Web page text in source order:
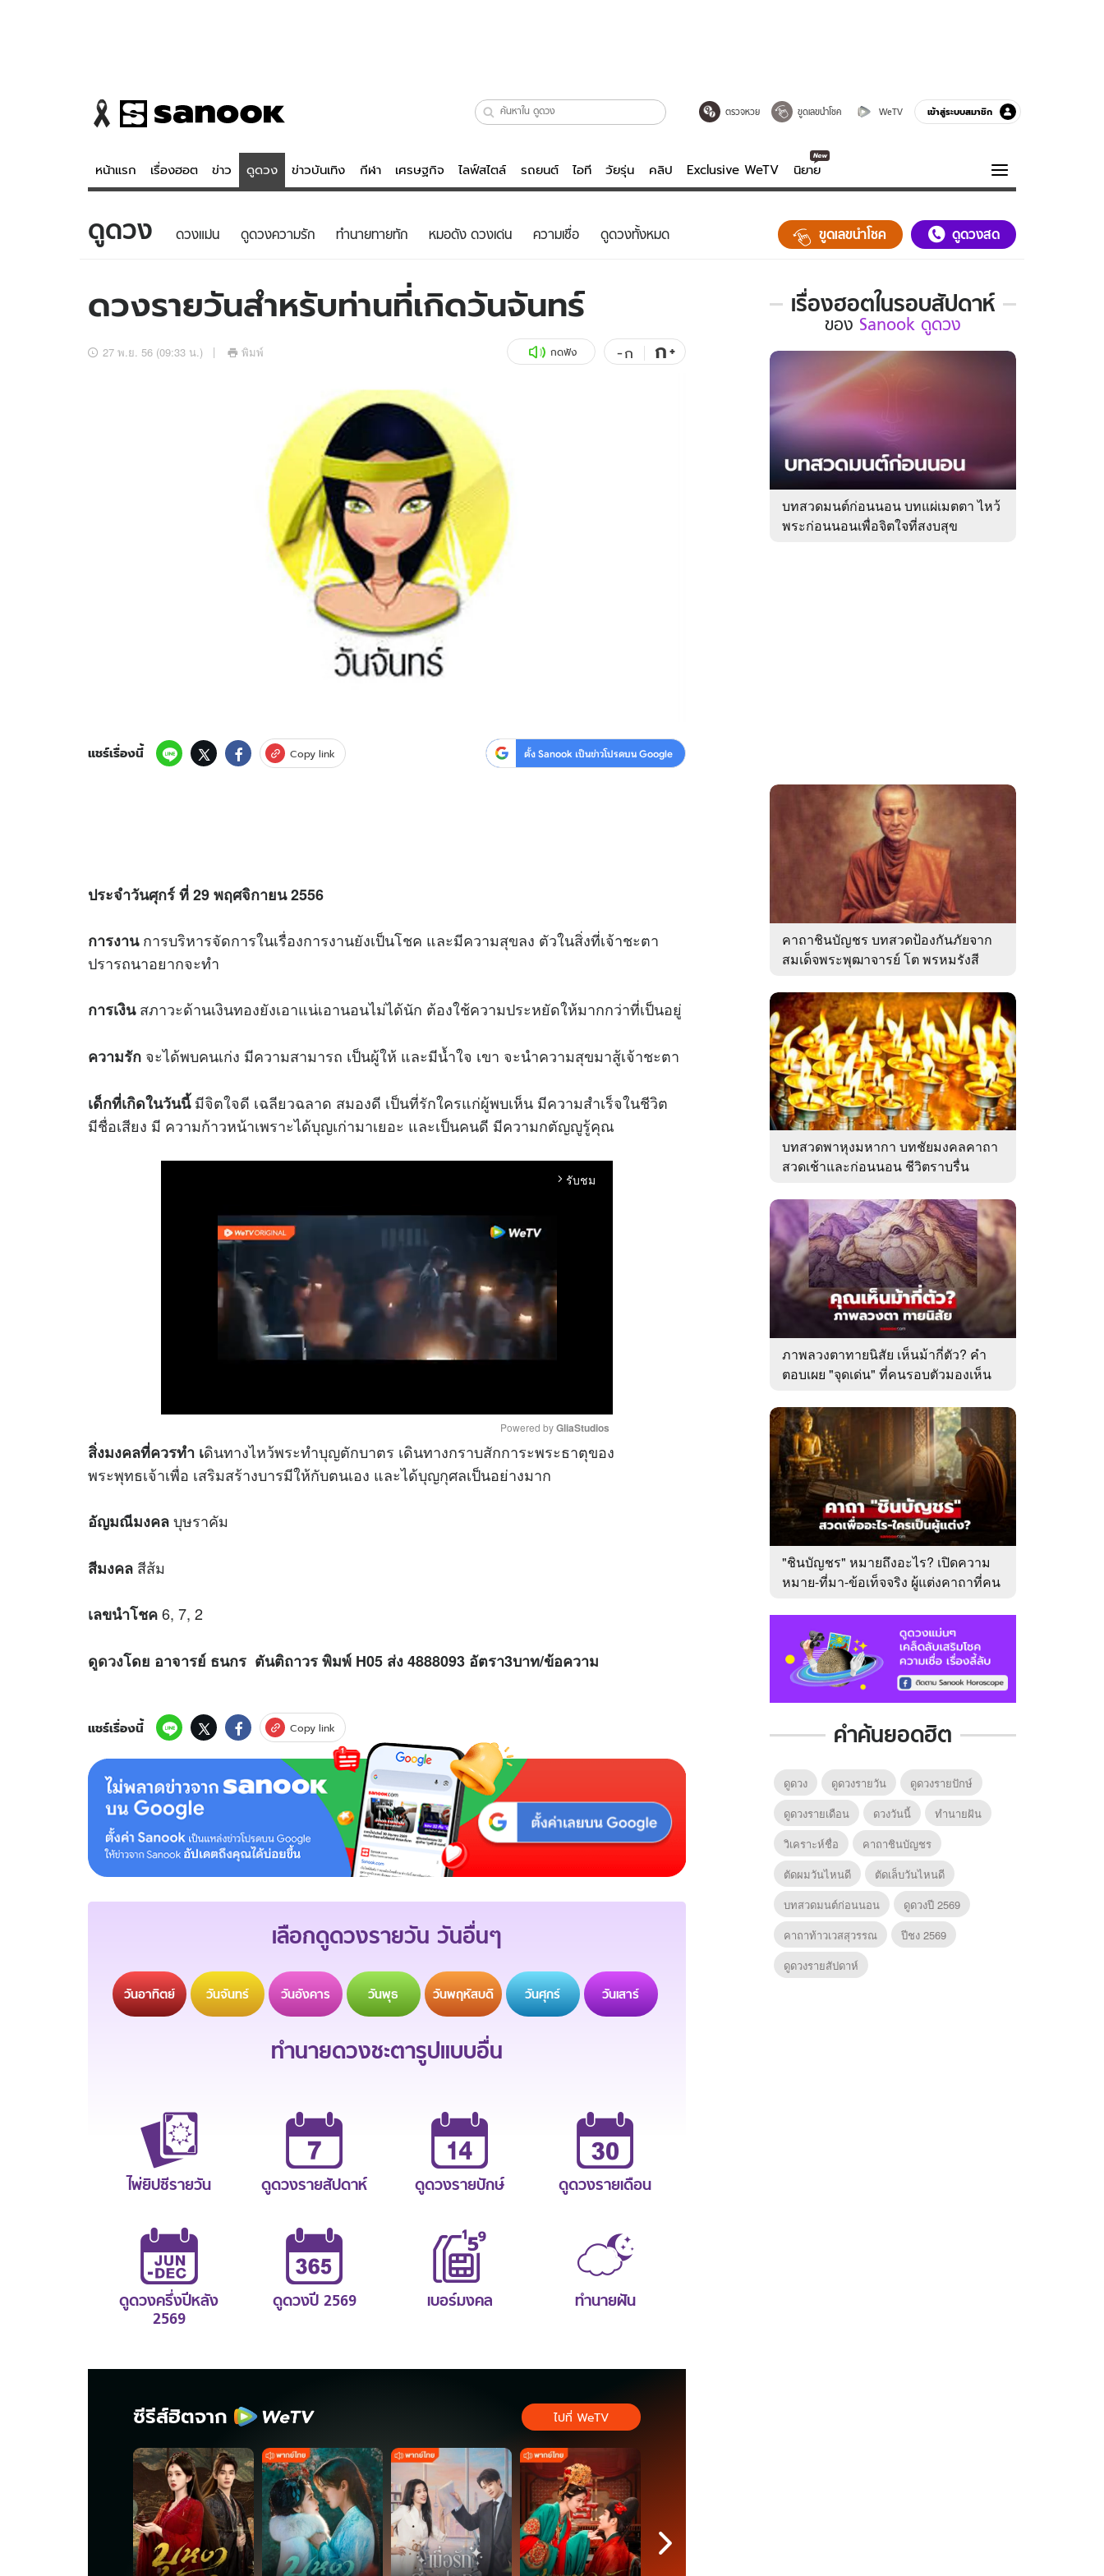
ตรวจหวย ขูดเลขนำโชค WeTV เข้าสู่ระบบสมาชิก
หน้าแรก เรื่องฮอต ข่าว ดูดวง ข่าวบันเทิง กีฬา เศรษฐกิจ ไลฟ์สไตล์ รถยนต์ ไอที วัยรุ่น คลิป Exclusive WeTV นิยาย
ข่าว
ข่าวบันเทิง
ดูดวง - ตรวจหวย
สถิติหวยไทย
ไลฟ์สไตล์
วัยรุ่น
รถยนต์
Tasteful Thailand
Sanook Choice
คลิป
พอดแคสต์
ความรู้รอบตัว
ฮาวทู
ติดตามสนุกโซเชียลได้ที่
บริษัท อิมเมจ ฟิวเจอร์ (ประเทศไทย) จำกัด
ดูดวง ดวงแม่น ดูดวงความรัก ทํานายทายทัก หมอดัง ดวงเด่น ความเชื่อ ดูดวงทั้งหมด ขูดเลขนำโชค ดูดวงสด
ดวงรายวันสำหรับท่านที่เกิดวันจันทร์
27 พ.ย. 56 (09:33 น.) พิมพ์ กดฟัง -ก ก+
แชร์เรื่องนี้ Copy link ตั้ง Sanook เป็นข่าวโปรดบน Google
ประจำวันศุกร์ ที่ 29 พฤศจิกายน 2556
การงานการบริหารจัดการในเรื่องการงานยังเป็นโชค และมีความสุขลง ตัวในสิ่งที่เจ้าชะตา
ปรารถนาอยากจะทำ
การเงินสภาวะด้านเงินทองยังเอาแน่เอานอนไม่ได้นัก ต้องใช้ความประหยัดให้มากกว่าที่เป็นอยู่
ความรัก จะได้พบคนเก่ง มีความสามารถ เป็นผู้ให้ และมีน้ำใจ เขา จะนำความสุขมาสู้เจ้าชะตา
เด็กที่เกิดในวันนี้มีจิตใจดี เฉลียวฉลาด สมองดี เป็นที่รักใครแก่ผู้พบเห็น มีความสำเร็จในชีวิต
มีชื่อเสียง มี ความก้าวหน้าเพราะได้บุญเก่ามาเยอะ และเป็นคนดี มีความกตัญญูรู้คุณ
arrow_forward_ios รับชม
M
Powered by GliaStudios
สิ่งมงคลที่ควรทำ เดินทางไหว้พระทำบุญตักบาตร เดินทางกราบสักการะพระธาตุของ
พระพุทธเจ้าเพื่อ เสริมสร้างบารมีให้กับตนเอง และได้บุญกุศลเป็นอย่างมาก
อัญมณีมงคลบุษราคัม
สีมงคล สีส้ม
เลขนำโชค6, 7, 2
ดูดวงโดย อาจารย์ ธนกร ตันติถาวร พิมพ์ H05 ส่ง 4888093 อัตรา3บาท/ข้อความ
แชร์เรื่องนี้ Copy link
เลือกดูดวงรายวัน วันอื่นๆ
วันอาทิตย์ วันจันทร์ วันอังคาร วันพุธ วันพฤหัสบดี วันศุกร์ วันเสาร์
ทำนายดวงชะตารูปแบบอื่น
ไพ่ยิปซีรายวัน ดูดวงรายสัปดาห์ ดูดวงรายปักษ์ ดูดวงรายเดือน
ดูดวงครึ่งปีหลัง
2569
ดูดวงปี 2569 เบอร์มงคล ทำนายฝัน
ซีรีส์ฮิตจาก ไปที่ WeTV
เรื่องฮอตในรอบสัปดาห์
เรื่อง
ใน
รอบ
ของ
Sanook
ดูด
ของ Sanook ดูดวง
บทสวดมนต์ก่อนนอน บทแผ่เมตตา ไหว้
พระก่อนนอนเพื่อจิตใจที่สงบสุข
คาถาชินบัญชร บทสวดป้องกันภัยจาก
สมเด็จพระพุฒาจารย์ โต พรหมรังสี
บทสวดพาหุงมหากา บทชัยมงคลคาถา
สวดเช้าและก่อนนอน ชีวิตราบรื่น
ภาพลวงตาทายนิสัย เห็นม้ากี่ตัว? คำ
ตอบเผย "จุดเด่น" ที่คนรอบตัวมองเห็น
"ชินบัญชร" หมายถึงอะไร? เปิดความ
หมาย-ที่มา-ข้อเท็จจริง ผู้แต่งคาถาที่คน
คำค้นยอดฮิต
ดูดวง ดูดวงรายวัน
ดูดวงรายปักษ์
ดูดวงรายเดือน
ดวงวันนี้
ทํานายฝัน
วิเคราะห์ชื่อ
คาถาชินบัญชร
ตัดผมวันไหนดี
ตัดเล็บวันไหนดี
บทสวดมนต์ก่อนนอน
ดูดวงปี 2569
คาถาท้าวเวสสุวรรณ
ปีชง 2569
ดูดวงรายสัปดาห์